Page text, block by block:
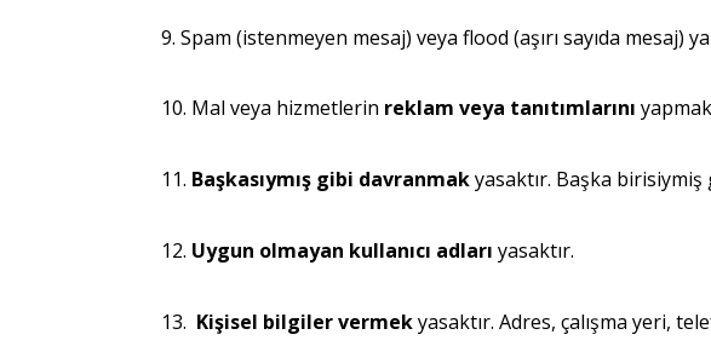
9. Spam (istenmeyen mesaj) veya flood (aşırı sayıda mesaj)
10. Mal veya hizmetlerin reklam veya tanıtımlarını
11. Başkasıymış gibi davranmakyasaktır. Başka
12. Uygun olmayan kullanıcı adları yasaktır.
13. Kişisel bilgiler vermekyasaktır. Adres, çalışma yeri,